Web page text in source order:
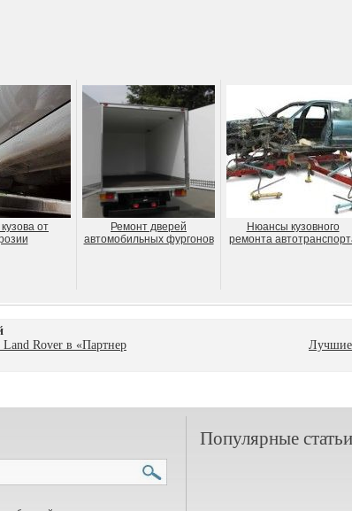
от
Ремонт дверей
автомобильных фургонов
Нюансы кузовного
ремонта
Land Rover в «Партнер
Популярные статьи